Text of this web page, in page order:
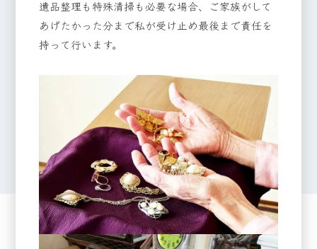
遺品整理も特殊清掃も必要な場合、ご家族がして
あげたかった分まで私が受け止め最後まで責任を
持って行います。